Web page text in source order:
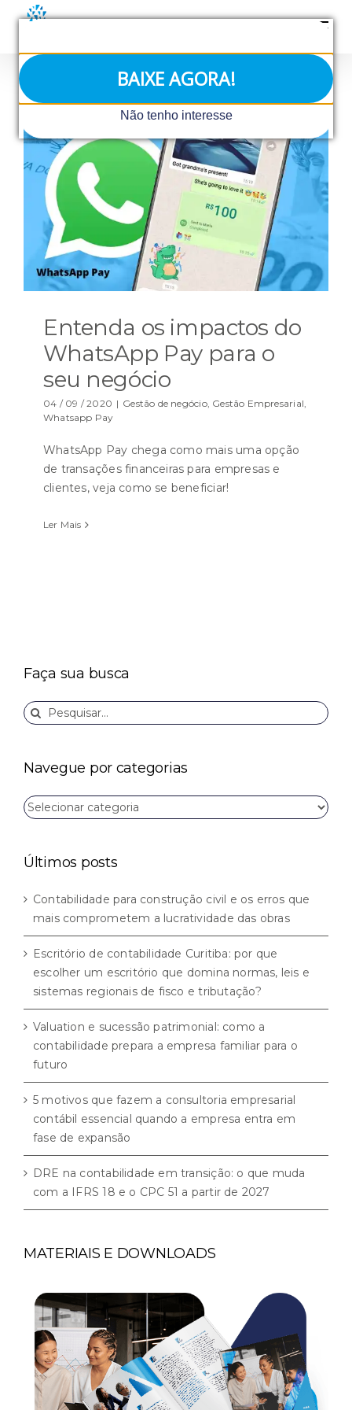
BAIXE AGORA!
Não tenho interesse
conteúdo
Entenda os impactos do
WhatsApp Pay para o
seu negócio
04 / 09 / 2020 | Gestão de negócio, Gestão Empresarial,
Whatsapp Pay
WhatsApp Pay chega como mais uma opção
de transações financeiras para empresas e
clientes, veja como se beneficiar!
Ler Mais
Faça sua busca
Buscar
resultados
Navegue por categorias
Navegue
por
Últimos posts
Contabilidade para construção civil e os erros que
mais comprometem a lucratividade das obras
Escritório de contabilidade Curitiba: por que
escolher um escritório que domina normas, leis e
sistemas regionais de fisco e tributação?
Valuation e sucessão patrimonial: como a
contabilidade prepara a empresa familiar para o
futuro
5 motivos que fazem a consultoria empresarial
contábil essencial quando a empresa entra em
fase de expansão
DRE na contabilidade em transição: o que muda
com a IFRS 18 e o CPC 51 a partir de 2027
MATERIAIS E DOWNLOADS